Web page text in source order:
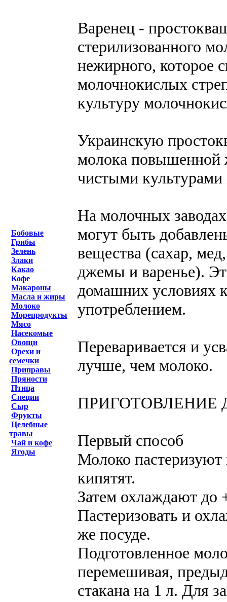
Бобовые
Грибы
Зелень
Злаки
Какао
Кофе
Макароны
Масла и жиры
Молоко
Морепродукты
Мясо
Насекомые
Овощи
Орехи и
семечки
Приправы
Пряности
Птица
Специи
Сыр
Фрукты
Целебные
травы
Чай и кофе
Ягоды
Варенец -
стерилизованного
нежирного, которое
молочнокислых
культуру
Украинскую
молока повышенной
чистыми культурами
На молочных
могут быть
вещества (сахар,
джемы и варенье).
домашних условиях
употреблением.
Переваривается и
лучше, чем молоко.
Первый способ
Молоко
кипятят.
Затем охлаждают до
Пастеризовать и
же посуде.
Подготовленное
перемешивая,
стакана на 1 л. Для